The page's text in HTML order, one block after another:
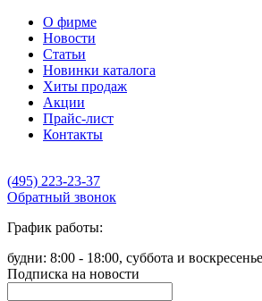
О фирме
Новости
Статьи
Новинки каталога
Хиты продаж
Акции
Прайс-лист
Контакты
(495) 223-23-37
Обратный звонок
График работы:
будни: 8:00 - 18:00, суббота и
Подписка на новости